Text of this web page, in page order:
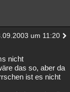
um 11:20
nicht
das so, aber da
ist es nicht